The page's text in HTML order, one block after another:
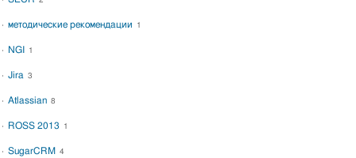
методические рекомендации 1
NGI 1
Jira 3
Atlassian 8
ROSS 2013 1
SugarCRM 4